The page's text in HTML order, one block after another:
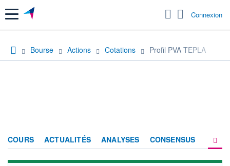
Menu Connexion
Bourse Actions Cotations Profil PVA TEPLA
COURS ACTUALITÉS ANALYSES CONSENSUS